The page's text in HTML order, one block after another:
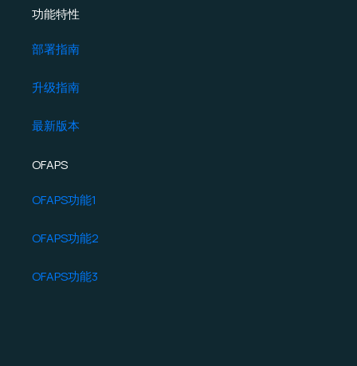
功能特性
部署指南
升级指南
最新版本
OFAPS
OFAPS功能1
OFAPS功能2
OFAPS功能3